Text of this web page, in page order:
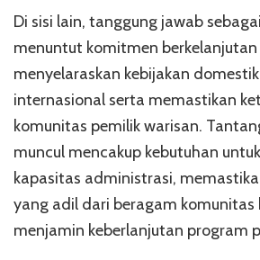
Di sisi lain, tanggung jawab
menuntut komitmen
menyelaraskan kebijakan
internasional serta memastikan
komunitas pemilik warisan.
muncul mencakup kebutuhan
kapasitas administrasi,
yang adil dari beragam komunitas
menjamin keberlanjutan program